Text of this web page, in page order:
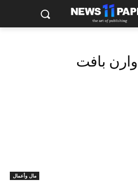
وارن بافت
مال وأعمال